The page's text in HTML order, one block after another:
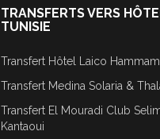
TRANSFERTS VERS
TUNISIE
Transfert Hôtel Laico
Transfert Medina Solaria &
Transfert El Mouradi Club
Kantaoui